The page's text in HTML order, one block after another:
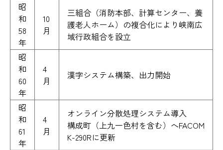
昭
和
58
年
10
月
三組合（消防本部、計算センター、養
護老人ホーム）の複合化により峡南広
域行政組合を設立
昭
和
60
年
4
月
漢字システム構築、出力開始
昭
和
61
年
4
月
オンライン分散処理システム導入
構成町（上九一色村を含む）へFACOM
K-290Rに更新